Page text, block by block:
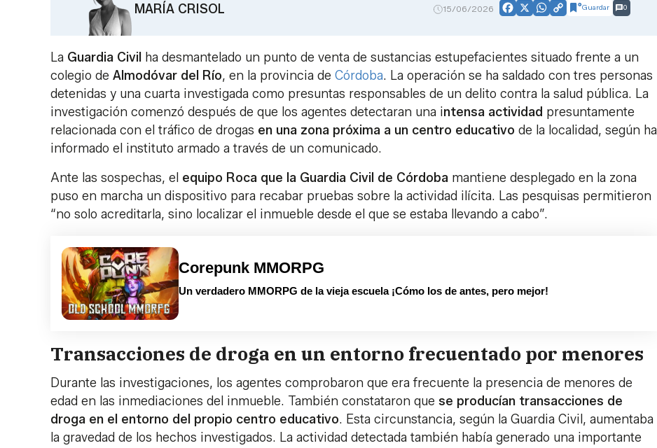
MARÍA CRISOL 15/06/2026 Facebook
X WhatsApp
CopyGuardar 0
La Guardia Civil ha desmantelado un punto de venta de sustancias estupefacientes situado frente a un
colegio de Almodóvar del Río, en la provincia de Córdoba. La operación se ha saldado con tres personas
detenidas y una cuarta investigada como presuntas responsables de un delito contra la salud pública. La
investigación comenzó después de que los agentes detectaran una intensa actividad presuntamente
relacionada con el tráfico de drogas en una zona próxima a un centro educativo de la localidad, según ha
informado el instituto armado a través de un comunicado.
Ante las sospechas, el equipo Roca que la Guardia Civil de Córdoba mantiene desplegado en la zona
puso en marcha un dispositivo para recabar pruebas sobre la actividad ilícita. Las pesquisas permitieron
“no solo acreditarla, sino localizar el inmueble desde el que se estaba llevando a cabo”.
Corepunk MMORPG
Un verdadero MMORPG de la vieja escuela ¡Cómo los de antes, pero mejor!
Transacciones de droga en un entorno frecuentado por menores
Durante las investigaciones, los agentes comprobaron que era frecuente la presencia de menores de
edad en las inmediaciones del inmueble. También constataron que se producían transacciones de
droga en el entorno del propio centro educativo. Esta circunstancia, según la Guardia Civil, aumentaba
la gravedad de los hechos investigados. La actividad detectada también había generado una importante